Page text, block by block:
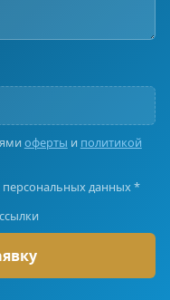
оферты и политикой
данных *